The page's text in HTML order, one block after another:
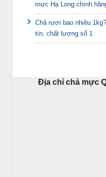
mực Hạ Long chính
Chả rươi bao nhiêu
tín, chất lượng số 1
Địa chỉ chả mực